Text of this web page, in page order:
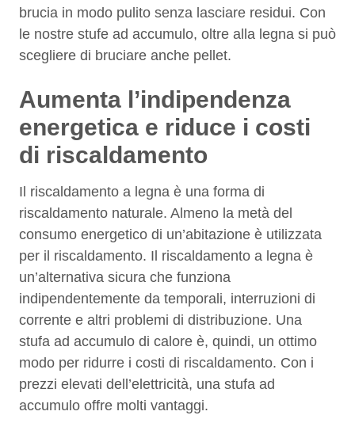
brucia in modo pulito senza lasciare residui. Con
le nostre stufe ad accumulo, oltre alla legna si può
scegliere di bruciare anche pellet.
Aumenta l’indipendenza
energetica e riduce i costi
di riscaldamento
Il riscaldamento a legna è una forma di
riscaldamento naturale. Almeno la metà del
consumo energetico di un’abitazione è utilizzata
per il riscaldamento. Il riscaldamento a legna è
un’alternativa sicura che funziona
indipendentemente da temporali, interruzioni di
corrente e altri problemi di distribuzione. Una
stufa ad accumulo di calore è, quindi, un ottimo
modo per ridurre i costi di riscaldamento. Con i
prezzi elevati dell’elettricità, una stufa ad
accumulo offre molti vantaggi.